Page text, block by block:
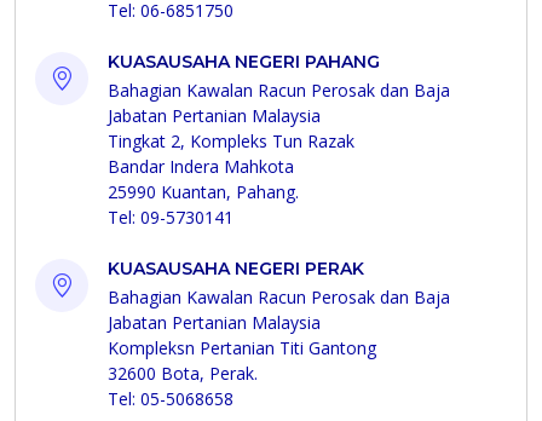
Tel: 06-6851750
KUASAUSAHA NEGERI PAHANG
Bahagian Kawalan Racun Perosak dan Baja
Jabatan Pertanian Malaysia
Tingkat 2, Kompleks Tun Razak
Bandar Indera Mahkota
25990 Kuantan, Pahang.
Tel: 09-5730141
KUASAUSAHA NEGERI PERAK
Bahagian Kawalan Racun Perosak dan Baja
Jabatan Pertanian Malaysia
Kompleksn Pertanian Titi Gantong
32600 Bota, Perak.
Tel: 05-5068658